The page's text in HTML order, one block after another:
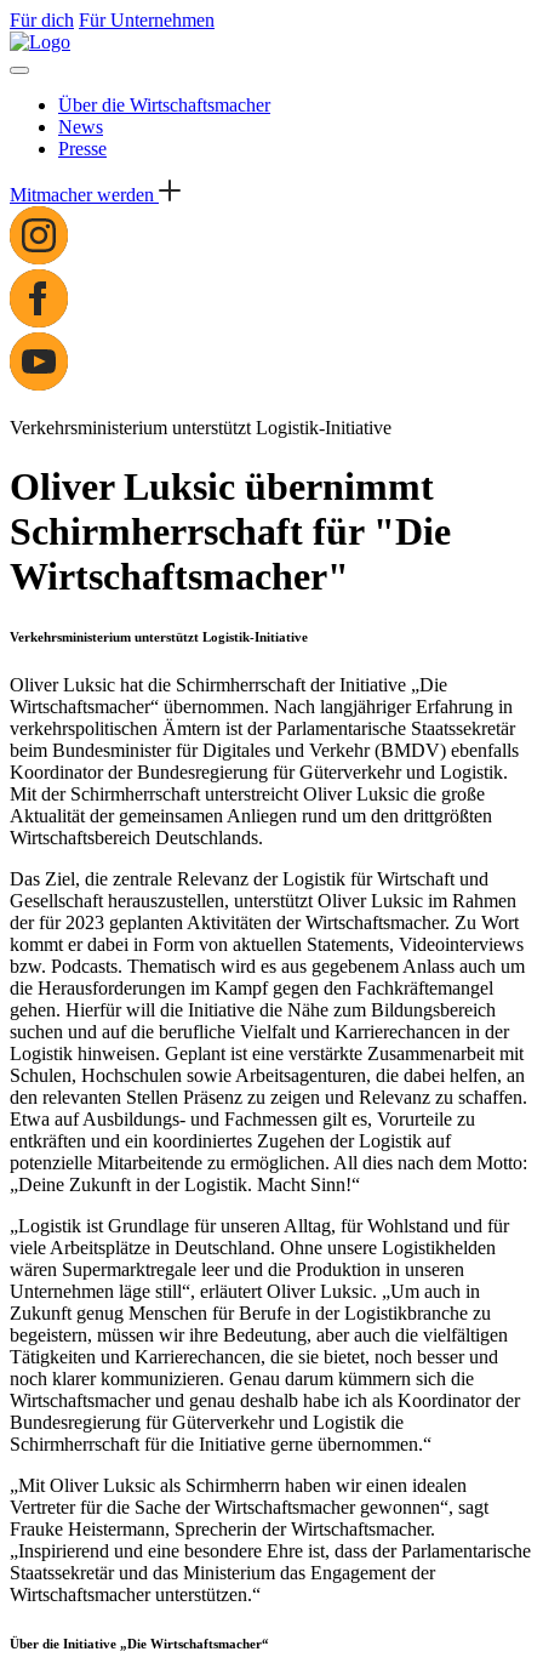
Für dich Für Unternehmen
Über die Wirtschaftsmacher
News
Presse
Mitmacher werden
Verkehrsministerium unterstützt Logistik-Initiative
Oliver Luksic übernimmt
Schirmherrschaft für "Die
Wirtschaftsmacher"
Verkehrsministerium unterstützt Logistik-Initiative
Oliver Luksic hat die Schirmherrschaft der Initiative „Die
Wirtschaftsmacher“ übernommen. Nach langjähriger Erfahrung in
verkehrspolitischen Ämtern ist der Parlamentarische Staatssekretär
beim Bundesminister für Digitales und Verkehr (BMDV) ebenfalls
Koordinator der Bundesregierung für Güterverkehr und Logistik.
Mit der Schirmherrschaft unterstreicht Oliver Luksic die große
Aktualität der gemeinsamen Anliegen rund um den drittgrößten
Wirtschaftsbereich Deutschlands.
Das Ziel, die zentrale Relevanz der Logistik für Wirtschaft und
Gesellschaft herauszustellen, unterstützt Oliver Luksic im Rahmen
der für 2023 geplanten Aktivitäten der Wirtschaftsmacher. Zu Wort
kommt er dabei in Form von aktuellen Statements, Videointerviews
bzw. Podcasts. Thematisch wird es aus gegebenem Anlass auch um
die Herausforderungen im Kampf gegen den Fachkräftemangel
gehen. Hierfür will die Initiative die Nähe zum Bildungsbereich
suchen und auf die berufliche Vielfalt und Karrierechancen in der
Logistik hinweisen. Geplant ist eine verstärkte Zusammenarbeit mit
Schulen, Hochschulen sowie Arbeitsagenturen, die dabei helfen, an
den relevanten Stellen Präsenz zu zeigen und Relevanz zu schaffen.
Etwa auf Ausbildungs- und Fachmessen gilt es, Vorurteile zu
entkräften und ein koordiniertes Zugehen der Logistik auf
potenzielle Mitarbeitende zu ermöglichen. All dies nach dem Motto:
„Deine Zukunft in der Logistik. Macht Sinn!“
„Logistik ist Grundlage für unseren Alltag, für Wohlstand und für
viele Arbeitsplätze in Deutschland. Ohne unsere Logistikhelden
wären Supermarktregale leer und die Produktion in unseren
Unternehmen läge still“, erläutert Oliver Luksic. „Um auch in
Zukunft genug Menschen für Berufe in der Logistikbranche zu
begeistern, müssen wir ihre Bedeutung, aber auch die vielfältigen
Tätigkeiten und Karrierechancen, die sie bietet, noch besser und
noch klarer kommunizieren. Genau darum kümmern sich die
Wirtschaftsmacher und genau deshalb habe ich als Koordinator der
Bundesregierung für Güterverkehr und Logistik die
Schirmherrschaft für die Initiative gerne übernommen.“
„Mit Oliver Luksic als Schirmherrn haben wir einen idealen
Vertreter für die Sache der Wirtschaftsmacher gewonnen“, sagt
Frauke Heistermann, Sprecherin der Wirtschaftsmacher.
„Inspirierend und eine besondere Ehre ist, dass der Parlamentarische
Staatssekretär und das Ministerium das Engagement der
Wirtschaftsmacher unterstützen.“
Über die Initiative „Die Wirtschaftsmacher“